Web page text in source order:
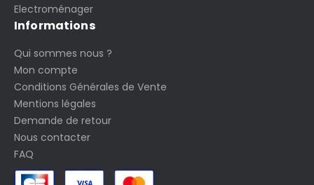
Electroménager
Informations
Qui sommes nous ?
Mon compte
Conditions Générales de Vente
Mentions légales
Demande de retour
Nous contacter
FAQ